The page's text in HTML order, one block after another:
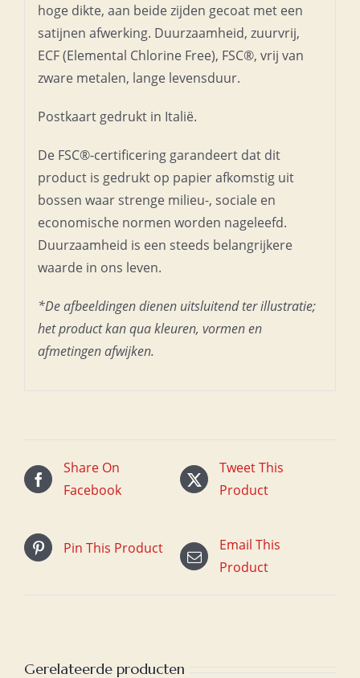
hoge dikte, aan beide zijden gecoat met een
satijnen afwerking. Duurzaamheid, zuurvrij,
ECF (Elemental Chlorine Free), FSC®, vrij van
zware metalen, lange levensduur.
Postkaart gedrukt in Italië.
De FSC®-certificering garandeert dat dit
product is gedrukt op papier afkomstig uit
bossen waar strenge milieu-, sociale en
economische normen worden nageleefd.
Duurzaamheid is een steeds belangrijkere
waarde in ons leven.
*De afbeeldingen dienen uitsluitend ter illustratie;
het product kan qua kleuren, vormen en
afmetingen afwijken.
Share On
Facebook
Tweet This
Product
Pin This Product
Email This
Product
Gerelateerde producten